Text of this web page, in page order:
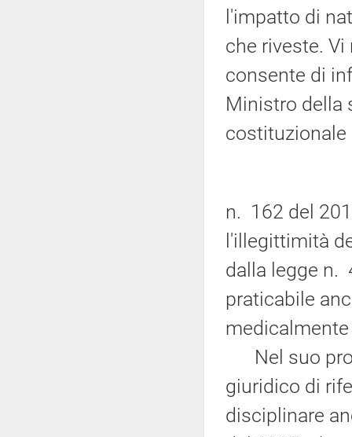
l'impatto di
che riveste.
consente di
Ministro della
costituzionale
n. 162 del
l'illegittimità
dalla legge n.
praticabile
Nel suo
giuridico di
disciplinare